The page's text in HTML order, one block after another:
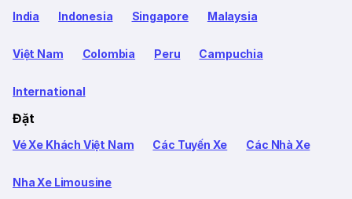
India Indonesia Singapore Malaysia
Việt Nam Colombia Peru Campuchia
International
Đặt
Vé Xe Khách Việt Nam Các Tuyến Xe Các Nhà Xe
Nha Xe Limousine